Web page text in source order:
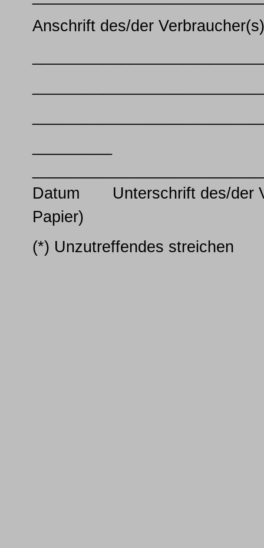
Anschrift des/der Verbraucher(s)
Datum Unterschrift des/der
Papier)
(*) Unzutreffendes streichen